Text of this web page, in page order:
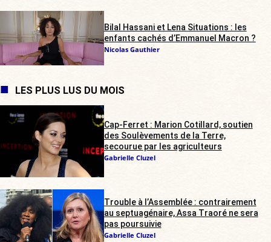
Bilal Hassani et Lena Situations : les
enfants cachés d’Emmanuel Macron ?
Nicolas Gauthier
LES PLUS LUS DU MOIS
Cap-Ferret : Marion Cotillard, soutien
des Soulèvements de la Terre,
secourue par les agriculteurs
Gabrielle Cluzel
Trouble à l’Assemblée : contrairement
au septuagénaire, Assa Traoré ne sera
pas poursuivie
Gabrielle Cluzel